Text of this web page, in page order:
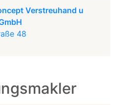
Verstreuhand u
48